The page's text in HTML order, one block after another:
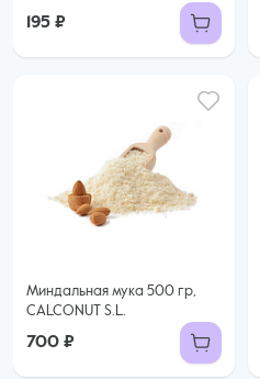
195 ₽
Миндальная мука 500 гр,
CALCONUT S.L.
700 ₽